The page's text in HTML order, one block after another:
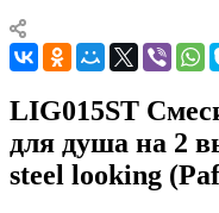
LIG015ST
для душа на 2
steel looking